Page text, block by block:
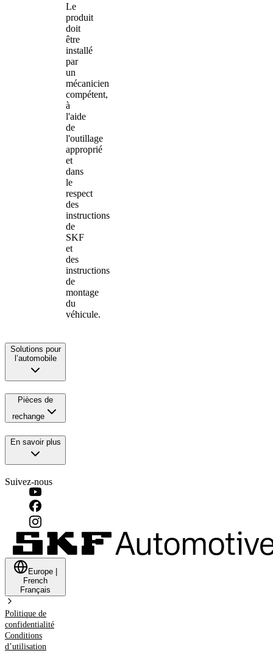
Le
produit
doit
être
installé
par
un
mécanicien
compétent,
à
l'aide
de
l'outillage
approprié
et
dans
le
respect
des
instructions
de
SKF
et
des
instructions
de
montage
du
véhicule.
Solutions pour
l’automobile
Pièces de
rechange
En savoir plus
Suivez-nous
Europe
French
Français
Politique de
confidentialité
Conditions
d’utilisation